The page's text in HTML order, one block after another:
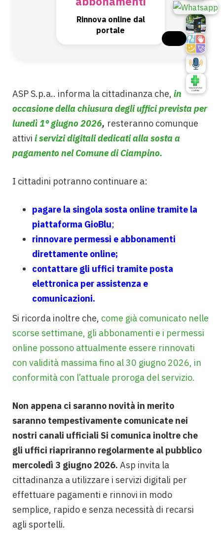
Rinnova online dal
portale
ASP S.p.a.. informa la cittadinanza che, in
occasione della chiusura degli uffici prevista per
lunedì 1° giugno 2026, resteranno comunque
attivi i servizi digitali dedicati alla sosta a
pagamento nel Comune di Ciampino.
I cittadini potranno continuare a:
pagare la singola sosta online tramite la
piattaforma GioBlu;
rinnovare permessi e abbonamenti
direttamente online;
contattare gli uffici tramite posta
elettronica per assistenza e
comunicazioni.
Si ricorda inoltre che, come già comunicato nelle
scorse settimane, gli abbonamenti e i permessi
online possono attualmente essere rinnovati
con validità massima fino al 30 giugno 2026, in
conformità con l’attuale proroga del servizio.
Non appena ci saranno novità in merito
saranno tempestivamente comunicate nei
nostri canali ufficiali Si comunica inoltre che
gli uffici riapriranno regolarmente al pubblico
mercoledì 3 giugno 2026. Asp invita la
cittadinanza a utilizzare i servizi digitali per
effettuare pagamenti e rinnovi in modo
semplice, rapido e senza necessità di recarsi
agli sportelli.